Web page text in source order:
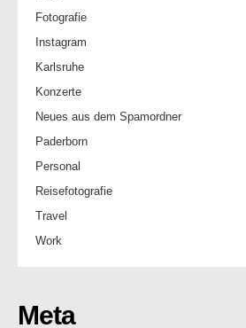
Fotografie
Instagram
Karlsruhe
Konzerte
Neues aus dem Spamordner
Paderborn
Personal
Reisefotografie
Travel
Work
Meta